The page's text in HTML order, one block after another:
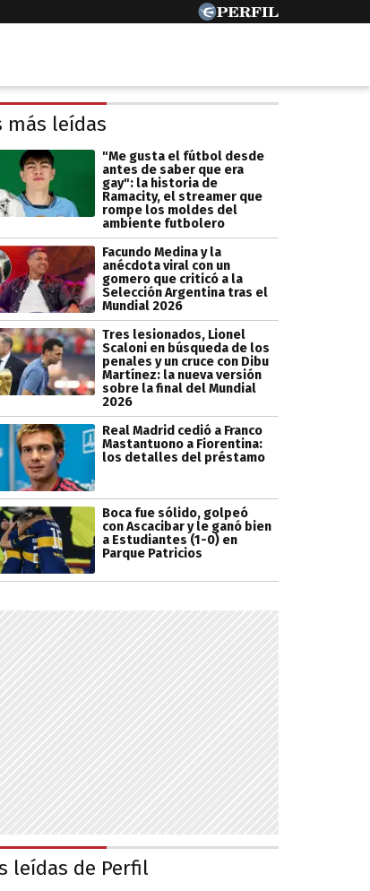
más leídas
"Me gusta el fútbol desde
antes de saber que era
gay": la historia de
Ramacity, el streamer que
rompe los moldes del
ambiente futbolero
Facundo Medina y la
anécdota viral con un
gomero que criticó a la
Selección Argentina tras el
Mundial 2026
Tres lesionados, Lionel
Scaloni en búsqueda de los
penales y un cruce con Dibu
Martínez: la nueva versión
sobre la final del Mundial
2026
Real Madrid cedió a Franco
Mastantuono a Fiorentina:
los detalles del préstamo
Boca fue sólido, golpeó
con Ascacibar y le ganó bien
a Estudiantes (1-0) en
Parque Patricios
leídas de Perfil